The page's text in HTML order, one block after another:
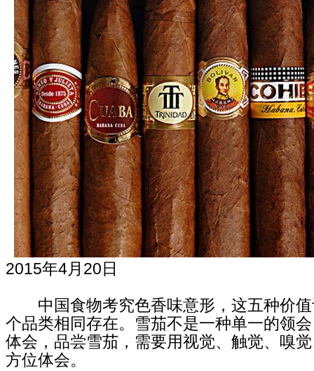
2015年4月20日
中国食物考究色香味意形，这五种价值
个品类相同存在。雪茄不是一种单一的领
体会，品尝雪茄，需要用视觉、触觉、嗅
方位体会。